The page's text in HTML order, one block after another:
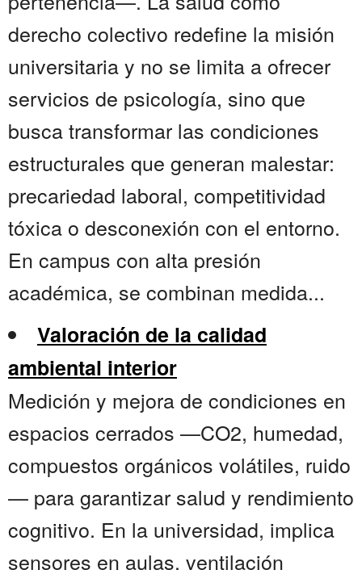
derecho colectivo redefine la misión
universitaria y no se limita a ofrecer
servicios de psicología, sino que
busca transformar las condiciones
estructurales que generan malestar:
precariedad laboral, competitividad
tóxica o desconexión con el entorno.
En campus con alta presión
académica, se combinan medida...
Valoración de la calidad
ambiental interior
Medición y mejora de condiciones en
espacios cerrados —CO2, humedad,
compuestos orgánicos volátiles, ruido
— para garantizar salud y rendimiento
cognitivo. En la universidad, implica
sensores en aulas, ventilación